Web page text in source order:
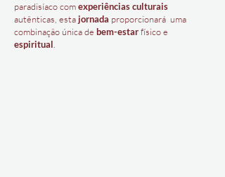
paradisíaco comexperiências culturais
autênticas, estajornada proporcionará uma
combinação única de bem-estarfísico e
espiritual